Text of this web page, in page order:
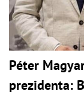
Péter
prezidenta: